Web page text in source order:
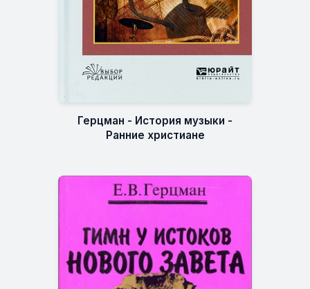
Герцман - История музыки -
Ранние христиане